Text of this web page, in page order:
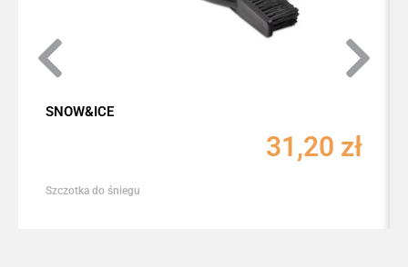
SNOW&ICE
31,20 zł
Szczotka do śniegu